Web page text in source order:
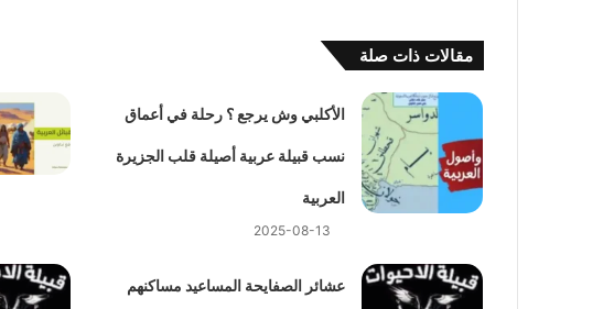
مقالات ذات صلة
الأكلبي وش يرجع ؟ رحلة في أعماق
نسب قبيلة عربية أصيلة قلب الجزيرة
العربية
2025-08-13
عشائر الصفايحة المساعيد مساكنهم